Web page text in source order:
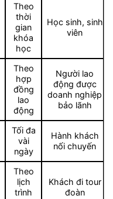
Theo
thời
gian
khóa
học
Học sinh, sinh
viên
Theo
hợp
đồng
lao
động
Người lao
động được
doanh nghiệp
bảo lãnh
Tối đa
vài
ngày
Hành khách
nối chuyến
Theo
lịch
trình
Khách đi tour
đoàn